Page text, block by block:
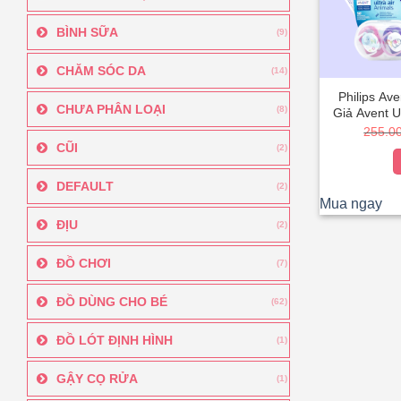
BÌNH SỮA (9)
CHĂM SÓC DA (14)
CHƯA PHÂN LOẠI (8)
CŨI (2)
DEFAULT (2)
ĐỊU (2)
ĐỒ CHƠI (7)
ĐỒ DÙNG CHO BÉ (62)
ĐỒ LÓT ĐỊNH HÌNH (1)
GẬY CỌ RỬA (1)
Philips
Giả Avent
Cho Bé
Mua ngay